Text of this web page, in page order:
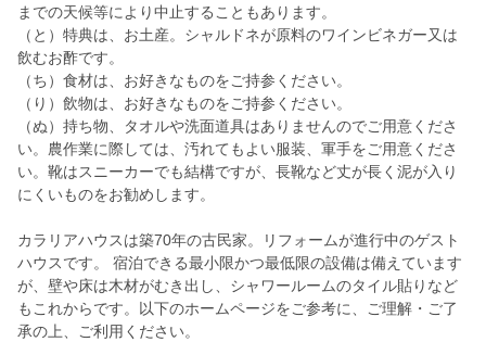
までの天候等により中止することもあります。
（と）特典は、お土産。シャルドネが原料のワインビネガー又は
飲むお酢です。
（ち）食材は、お好きなものをご持参ください。
（り）飲物は、お好きなものをご持参ください。
（ぬ）持ち物、タオルや洗面道具はありませんのでご用意くださ
い。農作業に際しては、汚れてもよい服装、軍手をご用意くださ
い。靴はスニーカーでも結構ですが、長靴など丈が長く泥が入り
にくいものをお勧めします。
カラリアハウスは築70年の古民家。リフォームが進行中のゲスト
ハウスです。 宿泊できる最小限かつ最低限の設備は備えています
が、壁や床は木材がむき出し、シャワールームのタイル貼りなど
もこれからです。以下のホームページをご参考に、ご理解・ご了
承の上、ご利用ください。